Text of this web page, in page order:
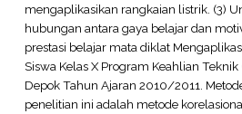
mengaplikasikan rangkaian listrik. (3)
hubungan antara gaya belajar dan
prestasi belajar mata diklat
Siswa Kelas X Program Keahlian
Depok Tahun Ajaran 2010/2011.
penelitian ini adalah metode